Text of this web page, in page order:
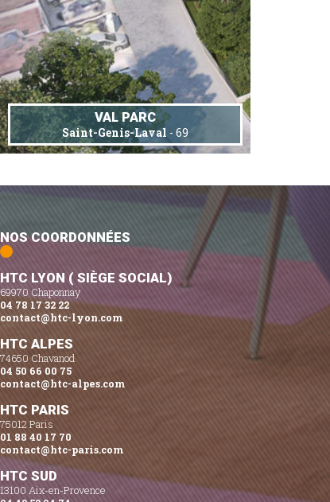
VAL PARC
Saint-Genis-Laval - 69
NOS COORDONNÉES
HTC LYON ( SIÈGE SOCIAL)
69970 Chaponnay
04 78 17 32 22
contact@htc-lyon.com
HTC ALPES
74650 Chavanod
04 50 66 00 75
contact@htc-alpes.com
HTC PARIS
75012 Paris
01 88 40 17 70
contact@htc-paris.com
HTC SUD
13100 Aix-en-Provence